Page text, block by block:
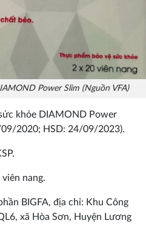
Power Slim (Nguồn VFA)
khỏe DIAMOND Power
09/2020; HSD: 24/09/2023).
nang.
BIGFA, địa chỉ: Khu Công
xã Hòa Sơn, Huyện Lương